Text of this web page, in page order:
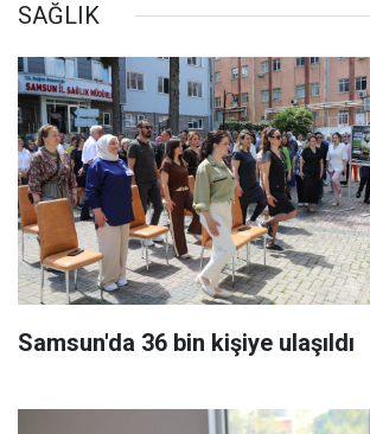
SAĞLIK
Samsun'da 36 bin kişiye ulaşıldı